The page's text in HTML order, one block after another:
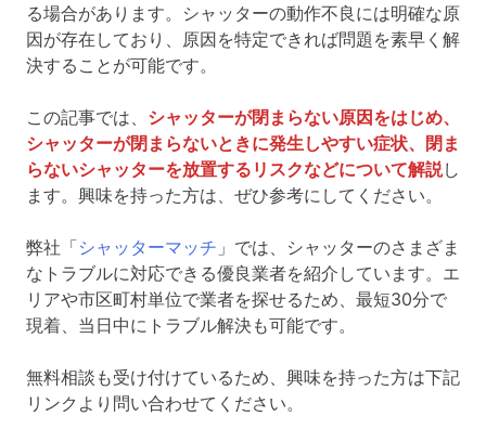
る場合があります。シャッターの動作不良には明確な原
因が存在しており、原因を特定できれば問題を素早く解
決することが可能です。
この記事では、 シャッターが閉まらない原因をはじめ、
シャッターが閉まらないときに発生しやすい症状、閉ま
らないシャッターを放置するリスクなどについて解説し
ます。興味を持った方は、ぜひ参考にしてください。
弊社「シャッターマッチ 」では、シャッターのさまざま
なトラブルに対応できる優良業者を紹介しています。エ
リアや市区町村単位で業者を探せるため、最短30分で
現着、当日中にトラブル解決も可能です。
無料相談も受け付けているため、興味を持った方は下記
リンクより問い合わせてください。